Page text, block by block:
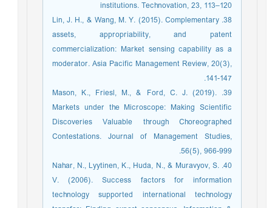
institutions. Technovation, 23, 113–120
38. Lin, J. H., & Wang, M. Y. (2015). Complementary
assets, appropriability, and patent
commercialization: Market sensing capability as a
moderator. Asia Pacific Management Review, 20(3),
141-147.‏
39. Mason, K., Friesl, M., & Ford, C. J. (2019).
Markets under the Microscope: Making Scientific
Discoveries Valuable through Choreographed
Contestations. Journal of Management Studies,
56(5), 966-999.
40. Nahar, N., Lyytinen, K., Huda, N., & Muravyov, S.
V. (2006). Success factors for information
technology supported international technology